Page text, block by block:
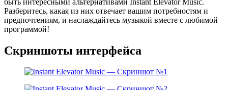
Разберитесь, какая из них отвечает вашим потребностям и
предпочтениям, и наслаждайтесь музыкой вместе с любимой
программой!
Скриншоты интерфейса